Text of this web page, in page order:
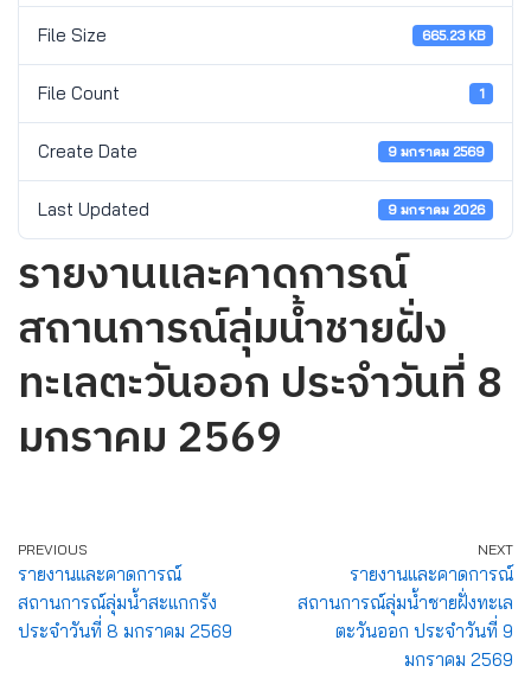
File Size 665.23 KB
File Count 1
Create Date 9 มกราคม 2569
Last Updated 9 มกราคม 2026
รายงานและคาดการณ์
สถานการณ์ลุ่มน้ำชายฝั่ง
ทะเลตะวันออก ประจำวันที่ 8
มกราคม 2569
PREVIOUS
รายงานและคาดการณ์
สถานการณ์ลุ่มน้ำสะแกกรัง
ประจำวันที่ 8 มกราคม 2569
NEXT
รายงานและคาดการณ์
สถานการณ์ลุ่มน้ำชายฝั่งทะเล
ตะวันออก ประจำวันที่ 9
มกราคม 2569